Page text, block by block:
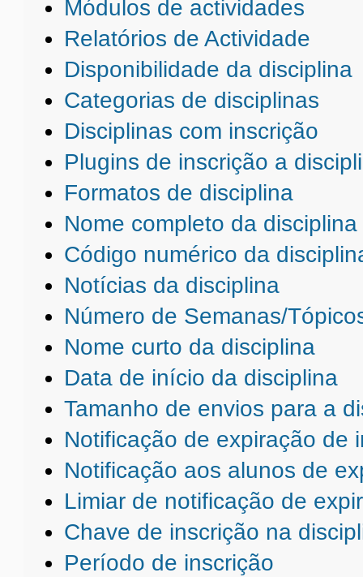
Módulos de actividades
Relatórios de Actividade
Disponibilidade da disciplina
Categorias de disciplinas
Disciplinas com inscrição
Plugins de inscrição a
Formatos de disciplina
Nome completo da disciplina
Código numérico da
Notícias da disciplina
Número de Semanas/
Nome curto da disciplina
Data de início da disciplina
Tamanho de envios para a
Notificação de expiração de
Notificação aos alunos de
Limiar de notificação de
Chave de inscrição na
Período de inscrição